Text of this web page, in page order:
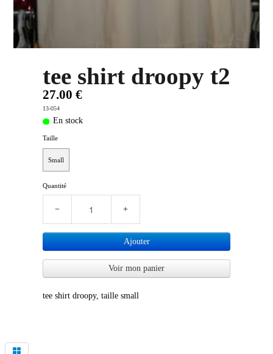
tee shirt droopy t2
27.00 €
13-054
En stock
Taille
Small
Quantité
− +
Ajouter
Voir mon panier
tee shirt droopy, taille small